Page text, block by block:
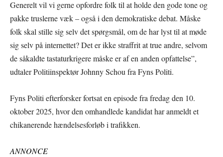
Generelt vil vi gerne opfordre folk til at holde den gode tone og
pakke truslerne væk – også i den demokratiske debat. Måske
folk skal stille sig selv det spørgsmål, om de har lyst til at møde
sig selv på internettet? Det er ikke straffrit at true andre, selvom
de såkaldte tastaturkrigere måske er af en anden opfattelse”,
udtaler Politiinspektør Johnny Schou fra Fyns Politi.
Fyns Politi efterforsker fortsat en episode fra fredag den 10.
oktober 2025, hvor den omhandlede kandidat har anmeldt et
chikanerende hændelsesforløb i trafikken.
ANNONCE